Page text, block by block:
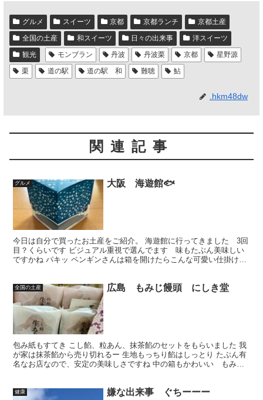
グルメ スイーツ 京都 京都ランチ
京都土産
全国の土産
和スイーツ 日々の出来事
洋スイーツ
観光
モンブラン 丹波 丹波栗 京都
星野源
栗
道の駅 道の駅 和 難聴 鮎
.hkm48dw
関連記事
グルメ 大阪 海遊館🐟
今日は自分で買ったお土産をご紹介。 海遊館に行ってきました 3回
目？くらいです ビジュアル重視で選んでます 味もたぶん美味しい
ですかね パキッ ペンギンさんは箱を開けたらこんな可愛い仕掛けが
全国の土産 広島 もみじ饅頭 にしき堂
包み紙もすてき こし餡、粒あん、抹茶餡のセットをもらいました 我
が家は抹茶餡から売り切れるー 生地もっちり餡はしっとり たぶん有
名なお店なので、安定の美味しさですね 中の箱もかわいい もみじ
健康 嫌な出来事 ぐちーーー